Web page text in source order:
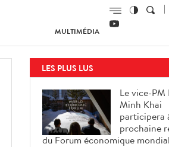
MULTIMÉDIA
LES PLUS LUS
Le vice-PM
Minh Khai
participera
prochaine
du Forum économique mondial